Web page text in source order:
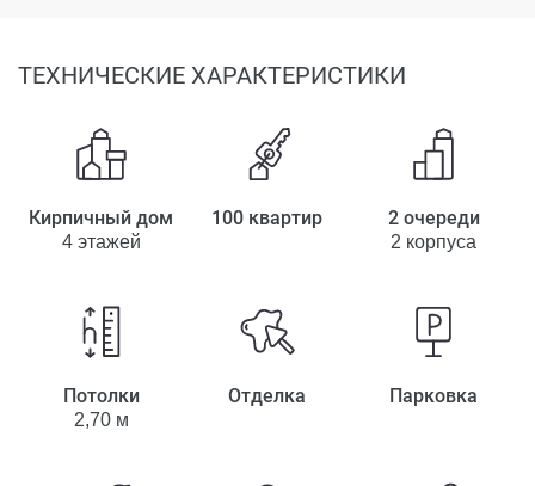
ТЕХНИЧЕСКИЕ ХАРАКТЕРИСТИКИ
Кирпичный дом
4 этажей
100 квартир 2 очереди
2 корпуса
Потолки
2,70 м
Отделка Парковка